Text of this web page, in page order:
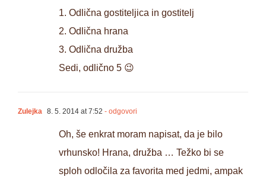
1. Odlična gostiteljica in gostitelj
2. Odlična hrana
3. Odlična družba
Sedi, odlično 5 😉
Zulejka 8. 5. 2014 at 7:52 - odgovori
Oh, še enkrat moram napisat, da je bilo
vrhunsko! Hrana, družba … Težko bi se
sploh odločila za favorita med jedmi, ampak